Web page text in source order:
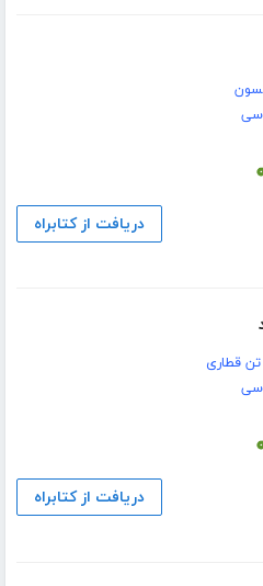
دریافت از کتابراه
قطاری
دریافت از کتابراه